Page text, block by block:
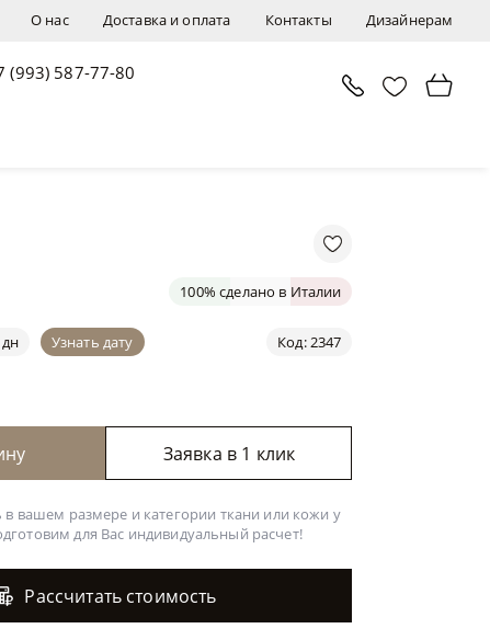
О нас Доставка и оплата Контакты Дизайнерам
(993) 587-77-80
100% сделано в Италии
Код: 2347
Узнать дату
Заявка в 1 клик
в вашем размере и категории ткани или кожи у
для Вас индивидуальный расчет!
Рассчитать стоимость